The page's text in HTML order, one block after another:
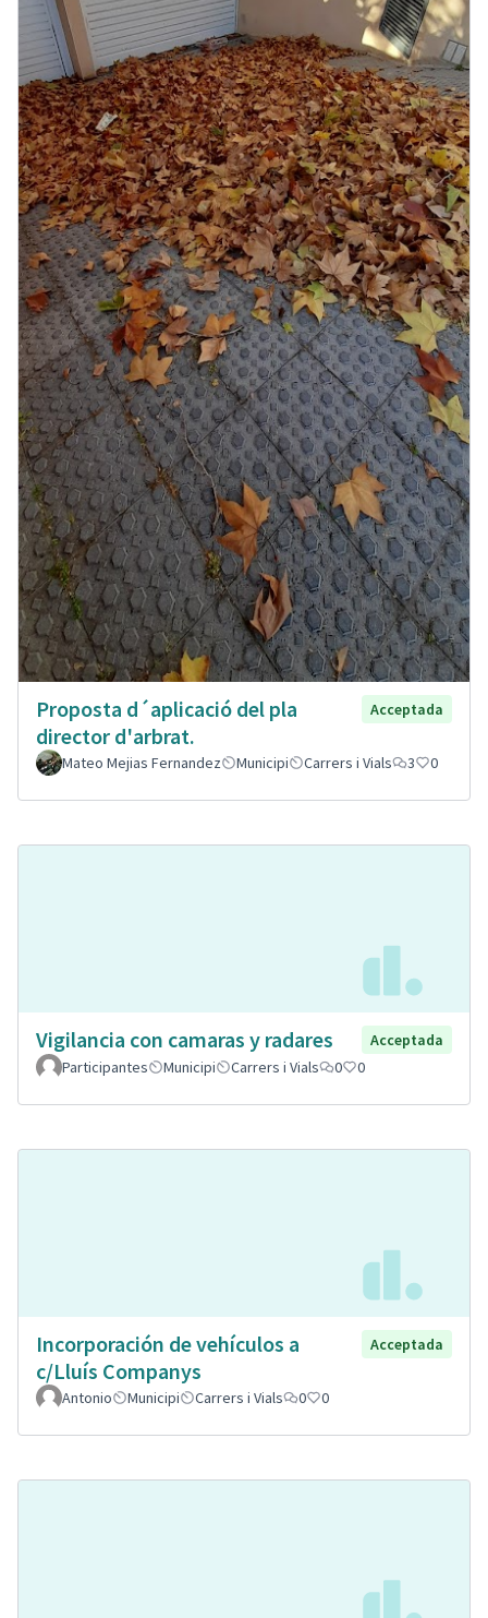
Proposta d´aplicació del pla
director d'arbrat.
Acceptada
Mateo Mejias Fernandez Municipi Carrers i Vials 3 0
Vigilancia con camaras y radares
Acceptada
Participantes
Municipi Carrers i Vials 0 0
Incorporación de vehículos a
c/Lluís Companys
Acceptada
Antonio Municipi Carrers i Vials 0 0